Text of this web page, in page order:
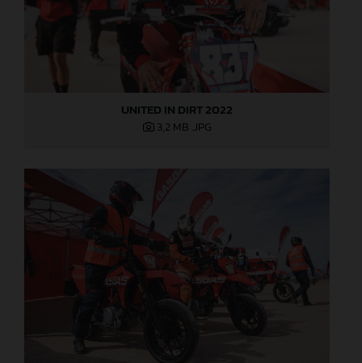
UNITED IN DIRT 2022
3,2 MB .JPG